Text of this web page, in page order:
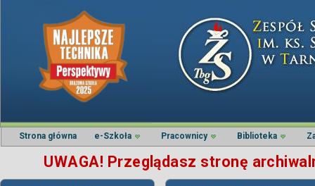
Strona główna e-Szkoła Pracownicy Biblioteka
UWAGA! Przeglądasz stronę